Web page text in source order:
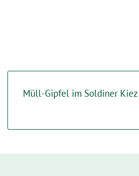
Müll-Gipfel im Soldiner Kiez